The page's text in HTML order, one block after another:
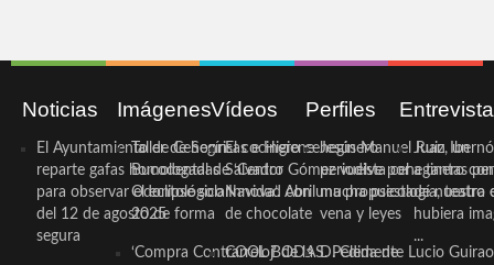
Noticias
El Ayuntamiento de Cehegín
reparte gafas homologadas
para observar el eclipse solar
del 12 de agosto de forma
segura
Imágenes
Taller de Sonrisas e Higiene
Bucodental de ‘Centro
Odontológico Innova’. Abril
2025
‘Compra Contrarreloj’ de la
Vídeos
El cocinero ceheginero
Salvador Gómez vuelve por
Navidad con una propuesta
de chocolate
COOL BODAS. Pedida de
Perfiles
Jesús Manuel Ruiz, un
periodista ceheginero con
mucha psicología, teatro
vena y leyes
D. Clemente Lucio Guirao
Juan
a tantas
de nuestra
hubiera
...